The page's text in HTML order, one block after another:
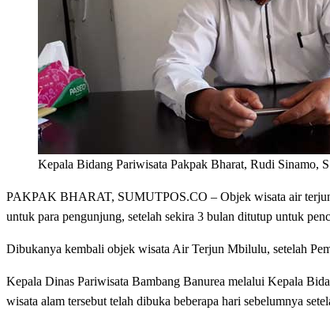
Kepala Bidang Pariwisata Pakpak Bharat, Rudi Sinamo,
PAKPAK BHARAT, SUMUTPOS.CO – Objek wisata air
untuk para pengunjung, setelah sekira 3 bulan ditutup untuk
Dibukanya kembali objek wisata Air Terjun Mbilulu, setelah
Kepala Dinas Pariwisata Bambang Banurea melalui Kepala
wisata alam tersebut telah dibuka beberapa hari sebelumnya